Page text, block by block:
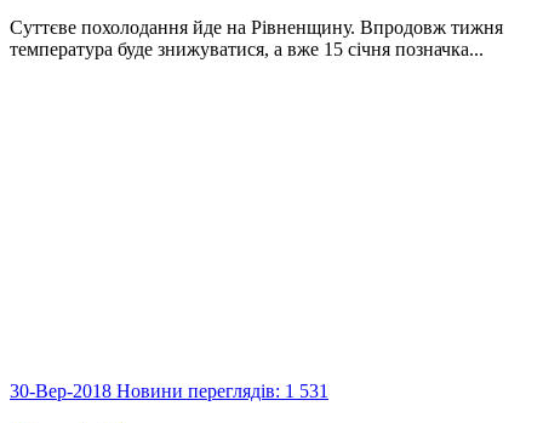
Суттєве похолодання йде на Рівненщину. Впродовж тижня
температура буде знижуватися, а вже 15 січня позначка...
30-Вер-2018 Новини переглядів: 1 531